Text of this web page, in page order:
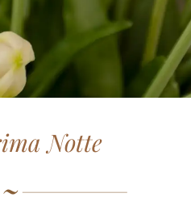
Notte